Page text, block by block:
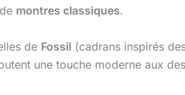
montres classiques.
de Fossil (cadrans inspirés
une touche moderne aux